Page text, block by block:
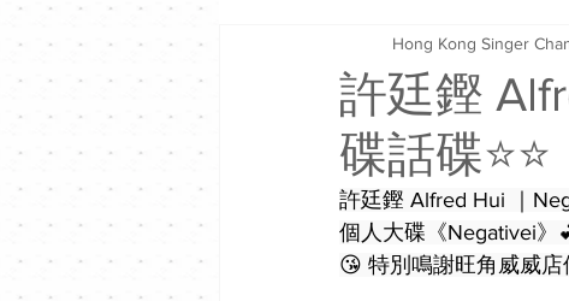
許廷鏗
碟話碟⭐️⭐️
Hong Kong Singer
許廷鏗 Alfred Hui ｜
個人大碟《Negativei》
😘 特別鳴謝旺角威威